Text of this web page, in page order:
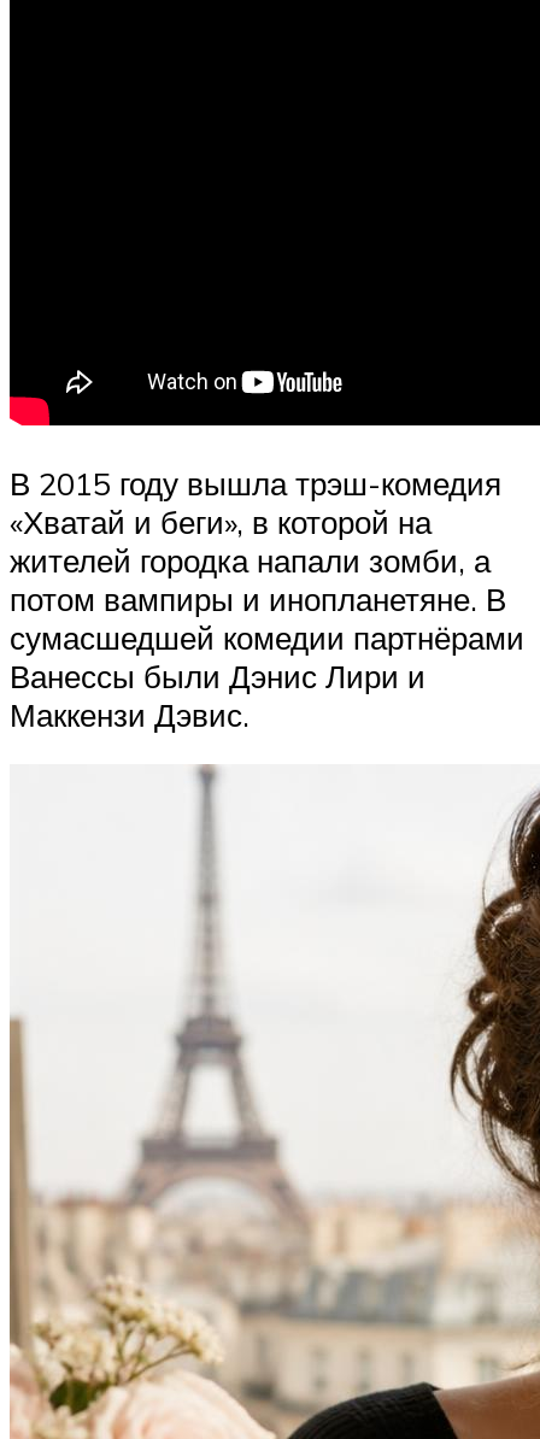
В 2015 году вышла трэш-комедия
«Хватай и беги», в которой на
жителей городка напали зомби, а
потом вампиры и инопланетяне. В
сумасшедшей комедии партнёрами
Ванессы были Дэнис Лири и
Маккензи Дэвис.